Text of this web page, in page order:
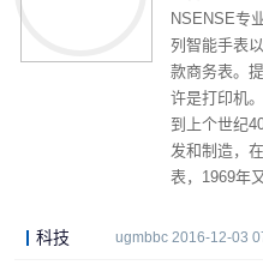
NSENSE专
列智能手表
款商务表。
许是打印机
到上个世纪
发和制造，
表，1969年
科技 ugmbbc 2016-12-03